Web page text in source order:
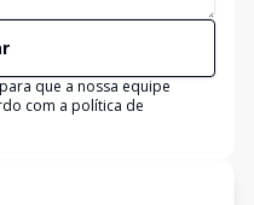
que a nossa equipe
com a política de